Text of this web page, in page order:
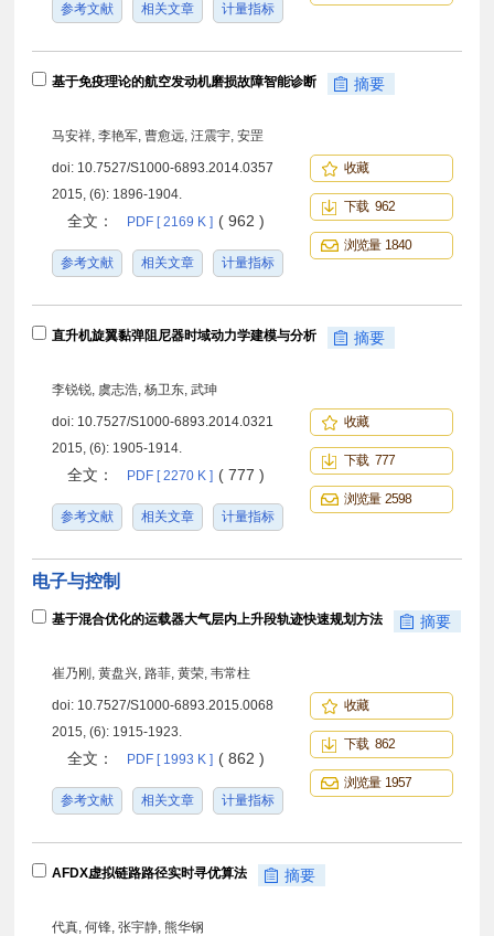
参考文献 相关文章 计量指标
基于免疫理论的航空发动机磨损故障智能诊断 摘要
马安祥, 李艳军, 曹愈远, 汪震宇, 安罡
doi: 10.7527/S1000-6893.2014.0357
2015, (6): 1896-1904.
全文： PDF [ 2169 K ] ( 962 )
参考文献 相关文章 计量指标
收藏
下载 962
浏览量 1840
直升机旋翼黏弹阻尼器时域动力学建模与分析 摘要
李锐锐, 虞志浩, 杨卫东, 武珅
doi: 10.7527/S1000-6893.2014.0321
2015, (6): 1905-1914.
全文： PDF [ 2270 K ] ( 777 )
参考文献 相关文章 计量指标
收藏
下载 777
浏览量 2598
电子与控制
基于混合优化的运载器大气层内上升段轨迹快速规划方法 摘要
崔乃刚, 黄盘兴, 路菲, 黄荣, 韦常柱
doi: 10.7527/S1000-6893.2015.0068
2015, (6): 1915-1923.
全文： PDF [ 1993 K ] ( 862 )
参考文献 相关文章 计量指标
收藏
下载 862
浏览量 1957
AFDX虚拟链路路径实时寻优算法 摘要
代真, 何锋, 张宇静, 熊华钢